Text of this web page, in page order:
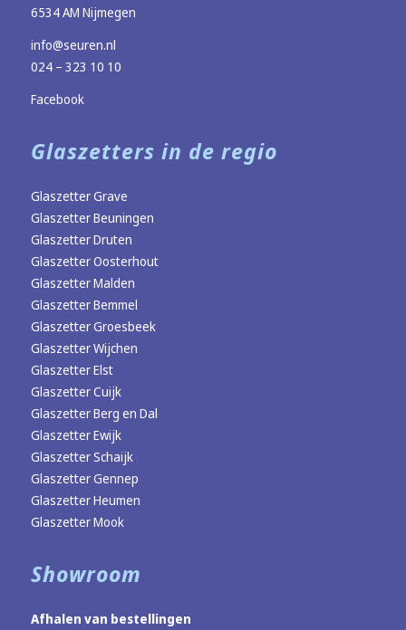
6534 AM Nijmegen
info@seuren.nl
024 – 323 10 10
Facebook
Glaszetters in de regio
Glaszetter Grave
Glaszetter Beuningen
Glaszetter Druten
Glaszetter Oosterhout
Glaszetter Malden
Glaszetter Bemmel
Glaszetter Groesbeek
Glaszetter Wijchen
Glaszetter Elst
Glaszetter Cuijk
Glaszetter Berg en Dal
Glaszetter Ewijk
Glaszetter Schaijk
Glaszetter Gennep
Glaszetter Heumen
Glaszetter Mook
Showroom
Afhalen van bestellingen